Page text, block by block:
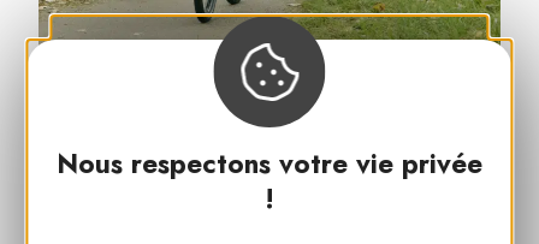
Nous respectons votre vie privée
!